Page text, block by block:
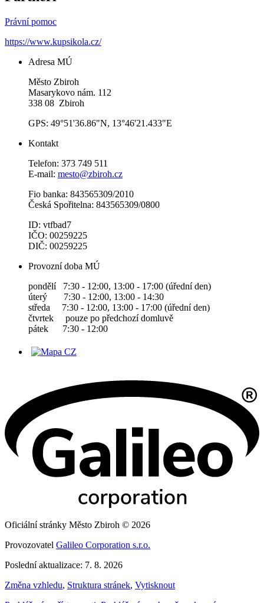
Právní pomoc
https://www.kupsikola.cz/
Adresa MÚ
Město Zbiroh
Masarykovo nám. 112
338 08 Zbiroh
GPS: 49°51'36.86"N, 13°46'21.433"E
Kontakt
Telefon: 373 749 511
E-mail: mesto@zbiroh.cz
Fio banka: 843565309/2010
Česká Spořitelna: 843565309/0800
ID: vtfbad7
IČO: 00259225
DIČ: 00259225
Provozní doba MÚ
pondělí 7:30 - 12:00, 13:00 - 17:00 (úřední den)
úterý 7:30 - 12:00, 13:00 - 14:30
středa 7:30 - 12:00, 13:00 - 17:00 (úřední den)
čtvrtek pouze po předchozí domluvě
pátek 7:30 - 12:00
Oficiální stránky Město Zbiroh © 2026
Provozovatel Galileo Corporation s.r.o.
Poslední aktualizace: 7. 8. 2026
Změna vzhledu, Struktura stránek, Vytisknout